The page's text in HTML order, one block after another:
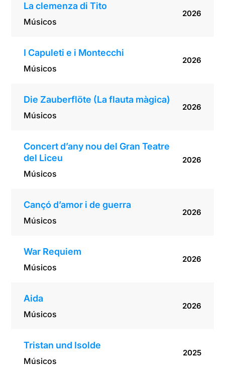
La clemenza di Tito
Músicos
2026
I Capuleti e i Montecchi
Músicos
2026
Die Zauberflöte (La flauta màgica)
Músicos
2026
Concert d’any nou del Gran Teatre
del Liceu
Músicos
2026
Cançó d’amor i de guerra
Músicos
2026
War Requiem
Músicos
2026
Aida
Músicos
2026
Tristan und Isolde
Músicos
2025